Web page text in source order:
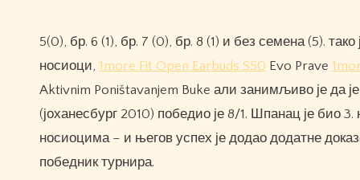
5(0), бр. 6 (1), бр. 7 (0), бр. 8 (1) и без семена (5). тако је, само 4/20 (или 20%) победника атп турнеја били су најбољи
носиоци, 1more Fit Open Earbuds S50 Evo Prave
Aktivnim Poništavanjem Buke али занимљиво је да
(јоханесбург 2010) победио је 8/1. Шпанац је био
носиоцима – и његов успех је додао додатне
победник турнира.